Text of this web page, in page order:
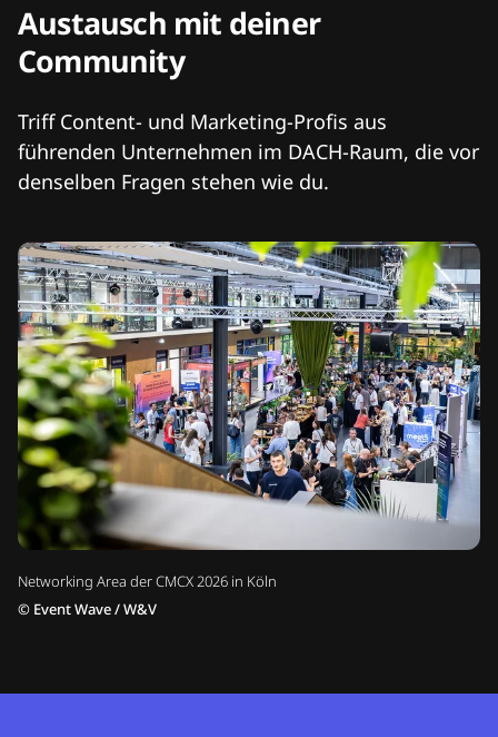
Networking Area der CMCX 2026 in Köln
© Event Wave / W&V
Austausch mit deiner
Community
Triff Content- und Marketing-Profis aus
führenden Unternehmen im DACH-Raum, die vor
denselben Fragen stehen wie du.